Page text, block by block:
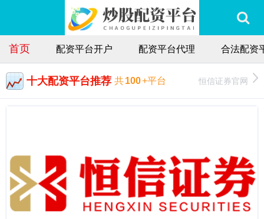
首页 配资平台开户 配资平台代理 合法配资
十大配资平台推荐 共100+平台 恒信证券官网